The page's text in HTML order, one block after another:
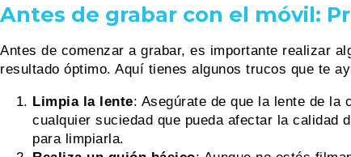
Antes de grabar con el móvil:
Antes de comenzar a grabar, es importante realizar
resultado óptimo. Aquí tienes algunos trucos que te
Limpia la lente: Asegúrate de que la lente de la
cualquier suciedad que pueda afectar la calidad
para limpiarla.